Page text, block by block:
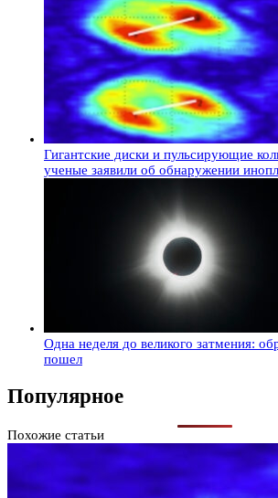
Гигантские диски и пульсирующие
ученые заявили об обнаружении
Одна неделя до великого затмения:
пошел
Популярное
Похожие статьи